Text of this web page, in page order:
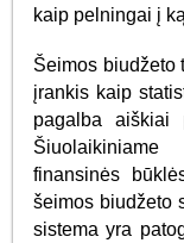
kaip pelningai į
Šeimos biudžeto
įrankis kaip
pagalba aiškiai
finansinės
šeimos biudžeto
sistema yra